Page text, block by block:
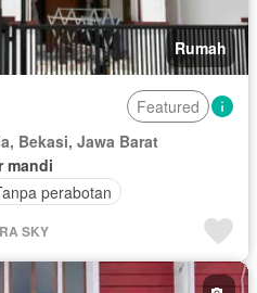
Rumah
Featured
Bekasi, Jawa Barat
mandi
perabotan
SKY